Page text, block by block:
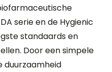
serie en de Hygienic
standaards en
Door een simpele
duurzaamheid